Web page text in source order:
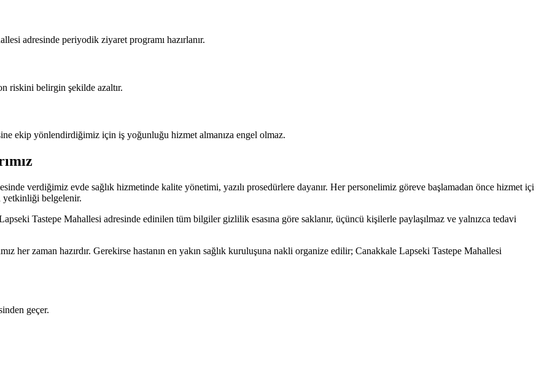
adresinde periyodik ziyaret programı hazırlanır.
riskini belirgin şekilde azaltır.
ekip yönlendirdiğimiz için iş yoğunluğu hizmet almanıza engel olmaz.
verdiğimiz evde sağlık hizmetinde kalite yönetimi, yazılı prosedürlere dayanır. Her personelimiz göreve başlamadan önce hizmet içi
yetkinliği belgelenir.
Tastepe Mahallesi adresinde edinilen tüm bilgiler gizlilik esasına göre saklanır, üçüncü kişilerle paylaşılmaz ve yalnızca tedavi
her zaman hazırdır. Gerekirse hastanın en yakın sağlık kuruluşuna nakli organize edilir; Canakkale Lapseki Tastepe Mahallesi
geçer.